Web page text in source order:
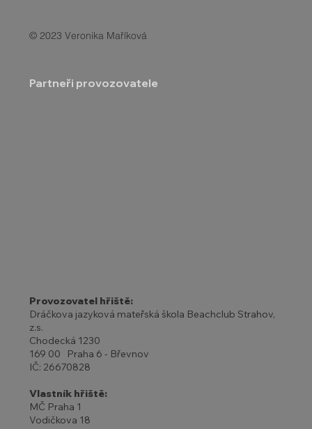
Provozovatel hřiště:
Dráčkova jazyková mateřská škola Beachclub Strahov,
z.s.
Chodecká 1230
169 00 Praha 6 - Břevnov
IČ: 26670828
Vlastník hřiště:
MČ Praha 1
Vodičkova 18
© 2023 Veronika Maříková
Partneři provozovatele